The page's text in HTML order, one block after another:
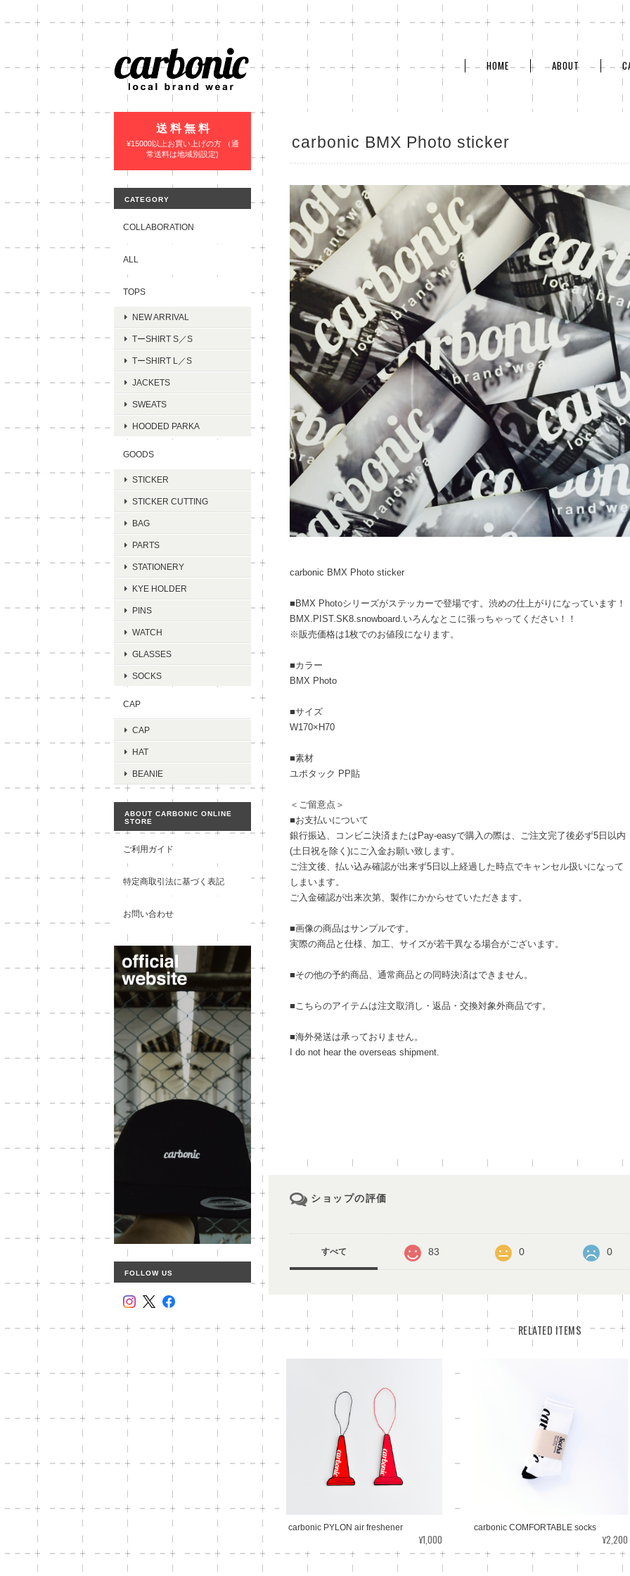
HOME ABOUT
carbonic BMX Photo sticker
carbonic BMX Photo sticker
■BMX Photoシリーズがステッカーで登場です。渋めの仕上がりになっています！
BMX.PIST.SK8.snowboard.いろんなとこに張っちゃってください！！
※販売価格は1枚でのお値段になります。
■カラー
BMX Photo
■サイズ
W170×H70
■素材
ユポタック PP貼
＜ご留意点＞
■お支払いについて
銀行振込、コンビニ決済またはPay-easyで購入の際は、ご注文完了後必ず5日以内
(土日祝を除く)にご入金お願い致します。
ご注文後、払い込み確認が出来ず5日以上経過した時点でキャンセル扱いになって
しまいます。
ご入金確認が出来次第、製作にかからせていただきます。
■画像の商品はサンプルです。
実際の商品と仕様、加工、サイズが若干異なる場合がございます。
■その他の予約商品、通常商品との同時決済はできません。
■こちらのアイテムは注文取消し・返品・交換対象外商品です。
■海外発送は承っておりません。
I do not hear the overseas shipment.
ショップの評価
すべて 83 0 0
RELATED ITEMS
carbonic PYLON air freshener
¥1,000
carbonic COMFORTABLE socks
¥2,200
送 料 無 料
¥15000以上お買い上げの方 （通
常送料は地域別設定)
CATEGORY
COLLABORATION
ALL
TOPS
NEW ARRIVAL
TーSHIRT S／S
TーSHIRT L／S
JACKETS
SWEATS
HOODED PARKA
GOODS
STICKER
STICKER CUTTING
BAG
PARTS
STATIONERY
KYE HOLDER
PINS
WATCH
GLASSES
SOCKS
CAP
CAP
HAT
BEANIE
ABOUT CARBONIC ONLINE
STORE
ご利用ガイド
特定商取引法に基づく表記
お問い合わせ
FOLLOW US